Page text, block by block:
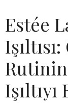
Estée